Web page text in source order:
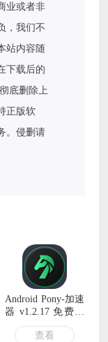
业或者非
，我们不
站内容随
下载后的
底删除上
正版软
。侵删请
Android Pony-加速
器 v1.2.17 免费高
速加速器
查看